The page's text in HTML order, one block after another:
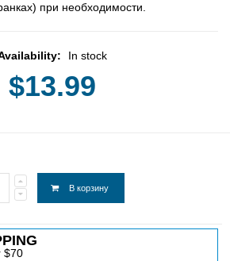
при необходимости.
In stock
$13.99
В корзину
$70